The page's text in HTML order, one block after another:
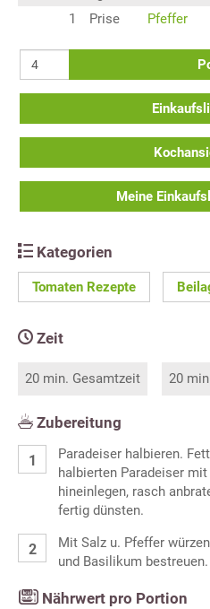
1
Prise Pfeffer
Meine
Kategorien
Tomaten Rezepte
Zeit
20 min. Gesamtzeit 20
Zubereitung
Paradeiser halbieren.
halbierten Paradeiser
hineinlegen, rasch
fertig dünsten.
Mit Salz u. Pfeffer
und Basilikum bestreuen.
Nährwert pro Portion